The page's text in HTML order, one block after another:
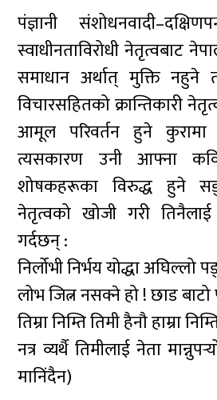
पंज्ञानी
स्वाधीनताविरोधी नेतृत्वबाट
समाधान अर्थात् मुक्ति नहुने
विचारसहितको क्रान्तिकारी
आमूल परिवर्तन हुने कुरामा
त्यसकारण उनी आफ्ना
शोषकहरूका विरुद्ध हुने
नेतृत्वको खोजी गरी
गर्दछन् :
निर्लोभी निर्भय योद्धा अघिल्लो
लोभ जित्न नसक्ने हो ! छाड
तिम्रा निम्ति तिमी हैनौ हाम्रा
नत्र व्यर्थै तिमीलाई नेता
मानिंदैन)